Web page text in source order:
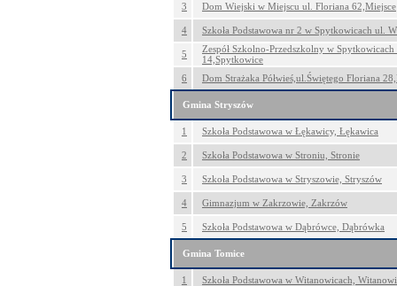
3 Dom Wiejski w Miejscu ul. Floriana 62,Miejsce
4 Szkoła Podstawowa nr 2 w Spytkowicach ul.
5
Zespół Szkolno-Przedszkolny w
14,Spytkowice
6
Dom Strażaka Półwieś,ul.Świętego Floriana
Gmina Stryszów
1 Szkoła Podstawowa w Łękawicy, Łękawica
2 Szkoła Podstawowa w Stroniu, Stronie
3 Szkoła Podstawowa w Stryszowie, Stryszów
4 Gimnazjum w Zakrzowie, Zakrzów
5 Szkoła Podstawowa w Dąbrówce, Dąbrówka
Gmina Tomice
1 Szkoła Podstawowa w Witanowicach,